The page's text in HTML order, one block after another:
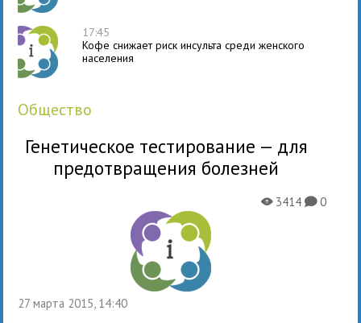
17:45
Кофе снижает риск инсульта среди женского
населения
общество
Генетическое тестирование — для
предотвращения болезней
27 марта 2015, 14:40
X3414K0